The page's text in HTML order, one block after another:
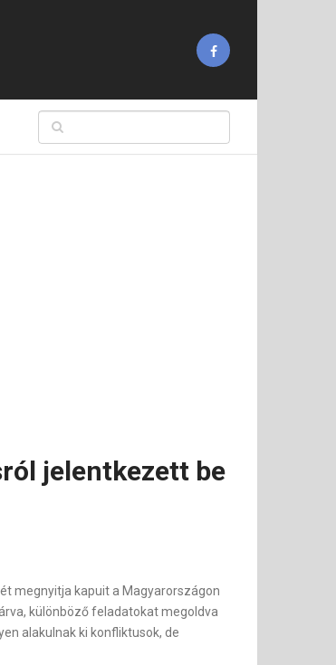
jelentkezett be
megnyitja kapuit a Magyarországon
különböző feladatokat megoldva
alakulnak ki konfliktusok, de